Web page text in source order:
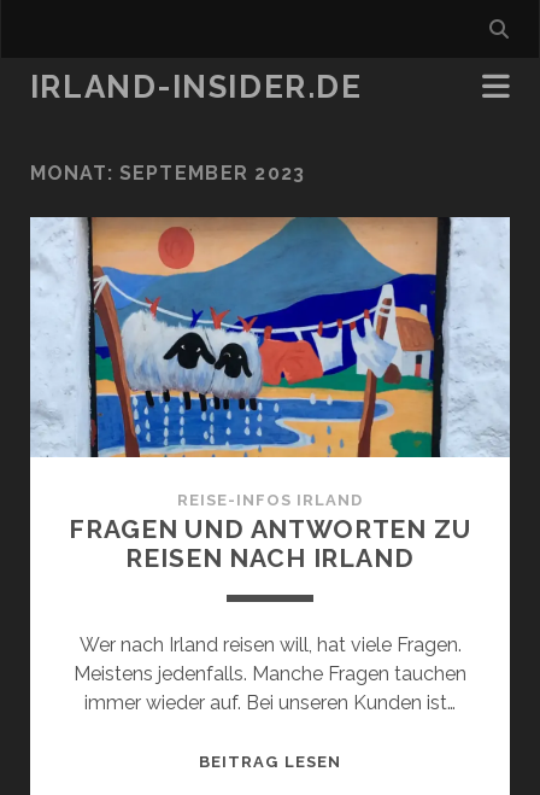
IRLAND-INSIDER.DE
MONAT: SEPTEMBER 2023
REISE-INFOS IRLAND
FRAGEN UND ANTWORTEN ZU
REISEN NACH IRLAND
Wer nach Irland reisen will, hat viele Fragen.
Meistens jedenfalls. Manche Fragen tauchen
immer wieder auf. Bei unseren Kunden ist…
BEITRAG LESEN